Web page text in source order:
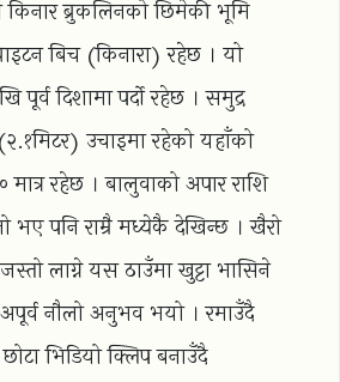
किनार ब्रुकलिनको छिमेकी भूमि
बिच (किनारा) रहेछ । यो
पूर्व दिशामा पर्दो रहेछ । समुद्र
उचाइमा रहेको यहाँको
रहेछ । बालुवाको अपार राशि
भए पनि राम्रै मध्येकै देखिन्छ । खैरो
लाग्ने यस ठाउँमा खुट्टा भासिने
नौलो अनुभव भयो । रमाउँदै
भिडियो क्लिप बनाउँदै